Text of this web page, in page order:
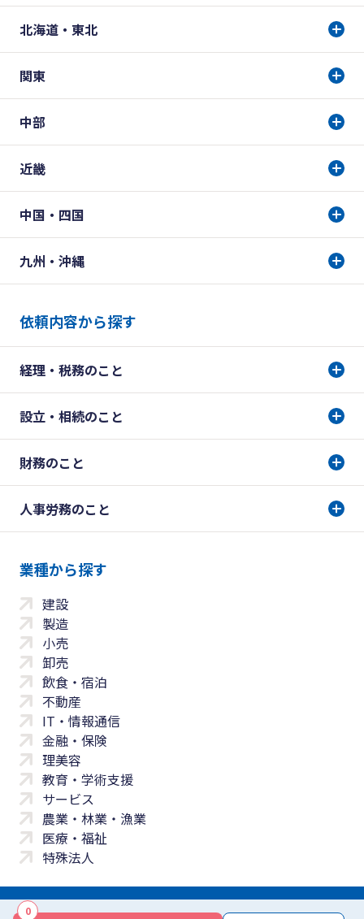
0
北海道・東北
関東
中部
近畿
中国・四国
九州・沖縄
依頼内容から探す
経理・税務のこと
設立・相続のこと
財務のこと
人事労務のこと
業種から探す
建設
製造
小売
卸売
飲食・宿泊
不動産
IT・情報通信
金融・保険
理美容
教育・学術支援
サービス
農業・林業・漁業
医療・福祉
特殊法人